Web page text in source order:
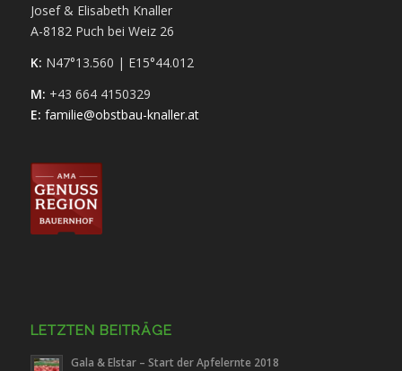
Josef & Elisabeth Knaller
A-8182 Puch bei Weiz 26
K: N47°13.560 | E15°44.012
M: +43 664 4150329
E: familie@obstbau-knaller.at
LETZTEN BEITRÄGE
Gala & Elstar – Start der Apfelernte 2018